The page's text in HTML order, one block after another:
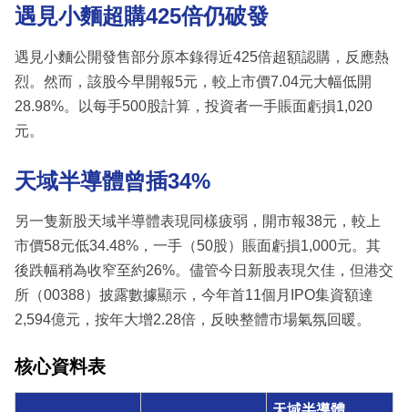
遇見小麵超購425倍仍破發
遇見小麵公開發售部分原本錄得近425倍超額認購，反應熱
烈。然而，該股今早開報5元，較上市價7.04元大幅低開
28.98%。以每手500股計算，投資者一手賬面虧損1,020
元。
天域半導體曾插34%
另一隻新股天域半導體表現同樣疲弱，開市報38元，較上
市價58元低34.48%，一手（50股）賬面虧損1,000元。其
後跌幅稍為收窄至約26%。儘管今日新股表現欠佳，但港交
所（00388）披露數據顯示，今年首11個月IPO集資額達
2,594億元，按年大增2.28倍，反映整體市場氣氛回暖。
核心資料表